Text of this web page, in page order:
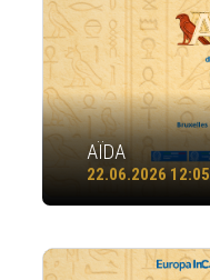
AÏDA
22.06.2026 12:05